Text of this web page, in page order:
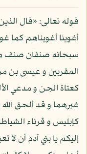
قوله تعالى: «قال
أغوينا أغويناهم كما
سبحانه صنفان صنف
المقربين و عيسى بن
كعتاة الجن و مدعي
غيرهما و قد ألحق
كإبليس و قرناء
إليكم يا بني آدم أن لا